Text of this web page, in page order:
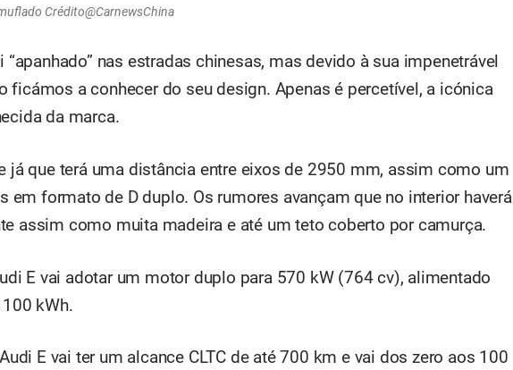
Crédito@CarnewsChina
“apanhado” nas estradas chinesas, mas devido à sua impenetrável
ficámos a conhecer do seu design. Apenas é percetível, a icónica
da marca.
já que terá uma distância entre eixos de 2950 mm, assim como um
em formato de D duplo. Os rumores avançam que no interior haverá
assim como muita madeira e até um teto coberto por camurça.
E vai adotar um motor duplo para 570 kW (764 cv), alimentado
kWh.
E vai ter um alcance CLTC de até 700 km e vai dos zero aos 100